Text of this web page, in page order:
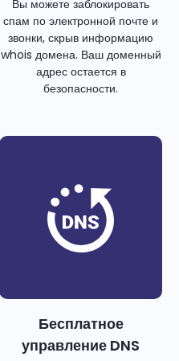
Вы можете заблокировать
спам по электронной почте и
звонки, скрыв информацию
whois домена. Ваш доменный
адрес остается в
безопасности.
Бесплатное
управление DNS